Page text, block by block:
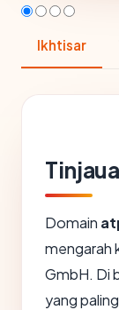
Ikhtisar
Domain
mengarah
GmbH. Di
yang